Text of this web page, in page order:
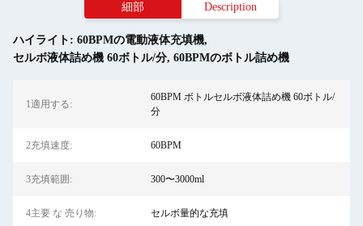
細部 Description
ハイライト: 60BPMの電動液体充填機,
セルボ液体詰め機 60ボトル/分, 60BPMのボトル詰め機
1適用する:
60BPM ボトルセルボ液体詰め機 60ボトル/
分
2充填速度: 60BPM
3充填範囲: 300〜3000ml
4主要 な 売り物: セルボ量的な充填